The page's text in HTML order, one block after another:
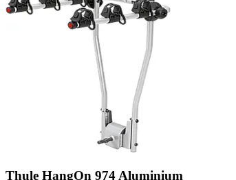
Thule HangOn 974 Aluminium